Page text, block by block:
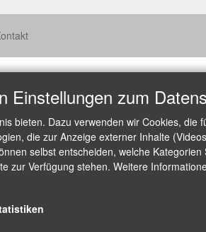
Einstellungen zum
bieten. Dazu verwenden wir Cookies,
die zur Anzeige externer Inhalte
selbst entscheiden, welche
zur Verfügung stehen. Weitere